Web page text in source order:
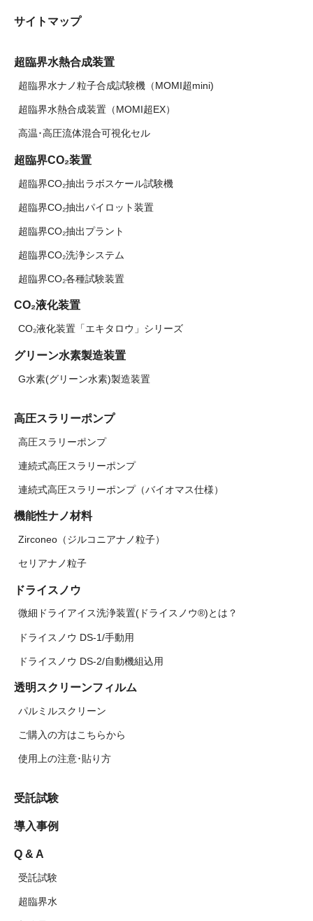
サイトマップ
超臨界水熱合成装置
超臨界水ナノ粒子合成試験機（MOMI超mini)
超臨界水熱合成装置（MOMI超EX）
高温･高圧流体混合可視化セル
超臨界CO₂装置
超臨界CO₂抽出ラボスケール試験機
超臨界CO₂抽出パイロット装置
超臨界CO₂抽出プラント
超臨界CO₂洗浄システム
超臨界CO₂各種試験装置
CO₂液化装置
CO₂液化装置「エキタロウ」シリーズ
グリーン水素製造装置
G水素(グリーン水素)製造装置
高圧スラリーポンプ
高圧スラリーポンプ
連続式高圧スラリーポンプ
連続式高圧スラリーポンプ（バイオマス仕様）
機能性ナノ材料
Zirconeo（ジルコニアナノ粒子）
セリアナノ粒子
ドライスノウ
微細ドライアイス洗浄装置(ドライスノウ®)とは？
ドライスノウ DS-1/手動用
ドライスノウ DS-2/自動機組込用
透明スクリーンフィルム
パルミルスクリーン
ご購入の方はこちらから
使用上の注意･貼り方
受託試験
導入事例
Q & A
受託試験
超臨界水